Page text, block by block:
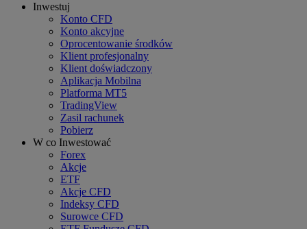
Inwestuj
Konto CFD
Konto akcyjne
Oprocentowanie środków
Klient profesjonalny
Klient doświadczony
Aplikacja Mobilna
Platforma MT5
TradingView
Zasil rachunek
Pobierz
W co Inwestować
Forex
Akcje
ETF
Akcje CFD
Indeksy CFD
Surowce CFD